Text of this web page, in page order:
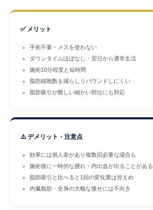
✅ メリット
手術不要・メスを使わない
ダウンタイムほぼなし・翌日から通常生活
施術10分程度と短時間
脂肪細胞数を減らしリバウンドしにくい
脂肪吸引が難しい細かい部位にも対応
⚠️ デメリット・注意点
効果には個人差があり複数回必要な場合も
施術後に一時的な腫れ・内出血が出ることがある
脂肪吸引と比べると1回の変化量は控えめ
内臓脂肪・全身の大幅な痩せには不向き